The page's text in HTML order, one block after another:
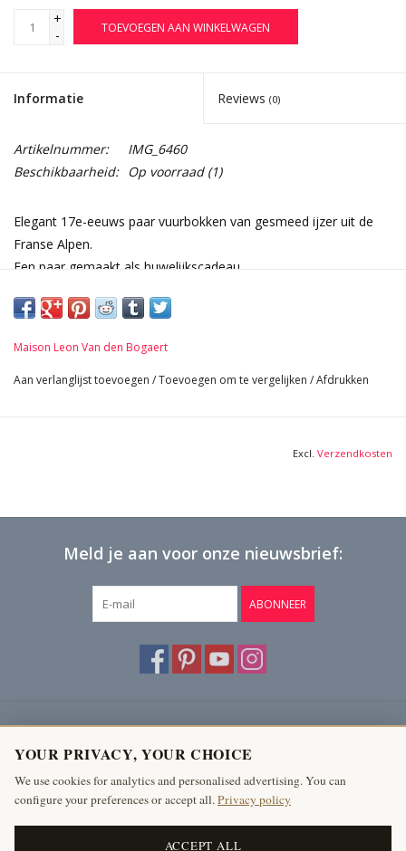
+
-
TOEVOEGEN AAN WINKELWAGEN
Informatie Reviews (0)
Artikelnummer:
IMG_6460
Beschikbaarheid: Op voorraad(1)
Elegant 17e-eeuws paar vuurbokken van gesmeed ijzer uit de
Franse Alpen.
Een paar gemaakt als huwelijkscadeau.
De hoogwaardige legering van het ijzer weerkaatst het licht in
54 cm Hoogte 21,26 Inch
Maison Leon Van den Bogaert
Aan verlanglijst toevoegen /Toevoegen om te vergelijken /Afdrukken
Excl. Verzendkosten
Meld je aan voor onze nieuwsbrief:
ABONNEER
Producten
Mijn account
The Antique Fireplace Bank
YOUR PRIVACY, YOUR CHOICE
We use cookies for analytics and personalised advertising. You can
configure your preferences or accept all.Privacy policy
ACCEPT ALL